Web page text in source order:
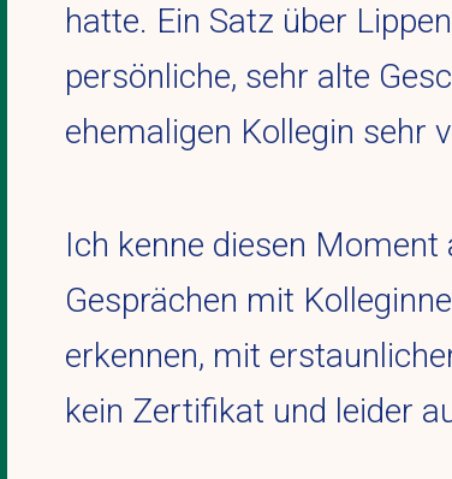
hatte. Ein Satz über
persönliche, sehr alte
ehemaligen Kollegin sehr
Ich kenne diesen
Gesprächen mit
erkennen, mit
kein Zertifikat und leider